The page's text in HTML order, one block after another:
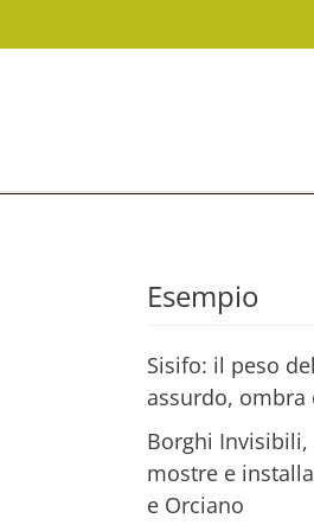
Esempio
Sisifo: il peso
assurdo, ombra
Borghi Invisibili,
mostre e
e Orciano